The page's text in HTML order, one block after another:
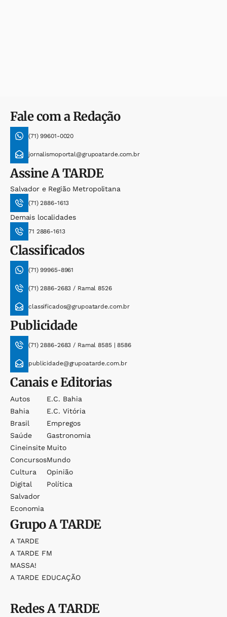
Fale com a Redação
(71) 99601-0020
jornalismoportal@grupoatarde.com.br
AssineA TARDE
Salvador e Região Metropolitana
(71) 2886-1613
Demais localidades
71 2886-1613
Classificados
(71) 99965-8961
(71) 2886-2683 / Ramal 8526
classificados@grupoatarde.com.br
Publicidade
(71) 2886-2683 / Ramal 8585 | 8586
publicidade@grupoatarde.com.br
Canais e Editorias
Autos
Bahia
Brasil
Saúde
Cineinsite
Concursos
Cultura
Digital
Salvador
Economia
E.c. Bahia
E.c. Vitória
Empregos
Gastronomia
Muito
Mundo
Opinião
Política
GrupoA TARDE
A TARDE
A TARDE FM
MASSA!
A TARDE EDUCAÇÃO
RedesA TARDE